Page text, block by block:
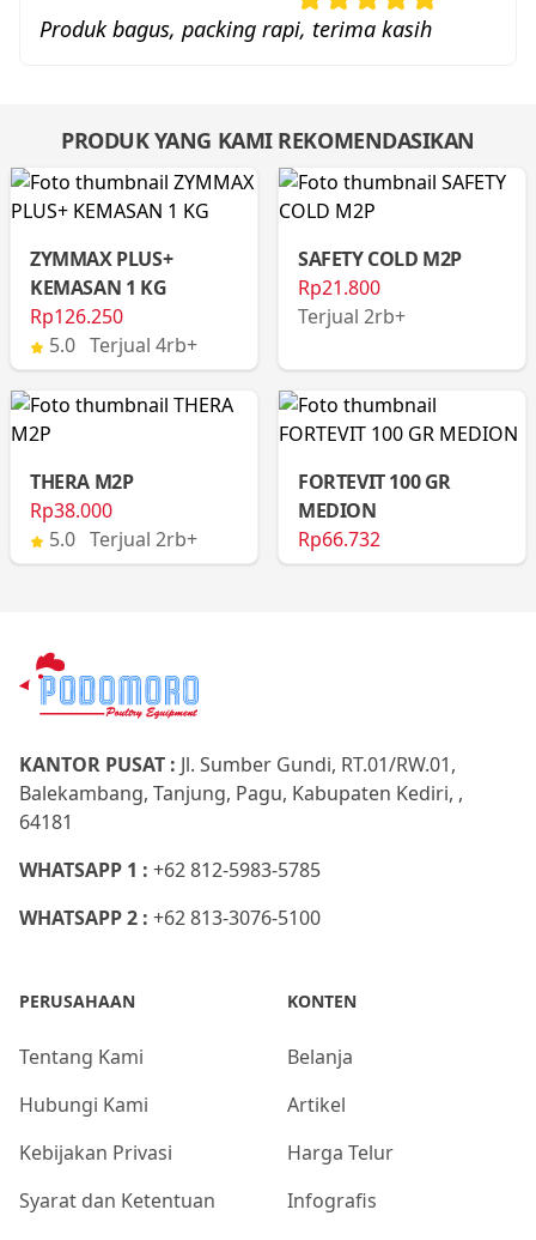
Produk bagus, packing rapi, terima kasih
PRODUK YANG KAMI REKOMENDASIKAN
ZYMMAX PLUS+
KEMASAN 1 KG
Rp126.250
5.0 Terjual 4rb+
SAFETY COLD M2P
Rp21.800
Terjual 2rb+
THERA M2P
Rp38.000
5.0 Terjual 2rb+
FORTEVIT 100 GR
MEDION
Rp66.732
KANTOR PUSAT : Jl. Sumber Gundi, RT.01/RW.01,
Balekambang, Tanjung, Pagu, Kabupaten Kediri, ,
64181
WHATSAPP 1 : +62 812-5983-5785
WHATSAPP 2 : +62 813-3076-5100
PERUSAHAAN
Tentang Kami
Hubungi Kami
Kebijakan Privasi
Syarat dan Ketentuan
KONTEN
Belanja
Artikel
Harga Telur
Infografis